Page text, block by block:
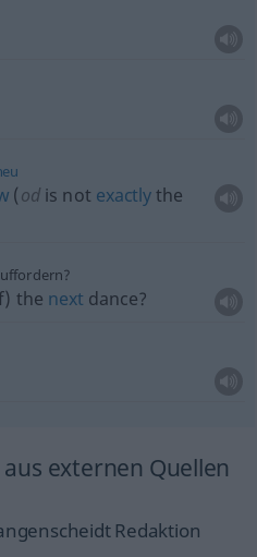
(odis not exactlythe
the next dance?
externen Quellen
Redaktion